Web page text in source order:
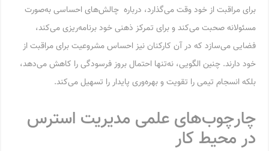
برای مراقبت از خود وقت می‌گذارد، درباره چالش‌های احساسی به‌صورت
مسئولانه صحبت می‌کند و برای تمرکز ذهنی خود برنامه‌ریزی می‌کند،
فضایی می‌سازد که در آن کارکنان نیز احساس مشروعیت برای مراقبت از
خود دارند. چنین الگویی، نه‌تنها احتمال بروز فرسودگی را کاهش می‌دهد،
بلکه انسجام تیمی را تقویت و بهره‌وری پایدار را تسهیل می‌کند.
چارچوب‌های علمی مدیریت استرس
در محیط کار